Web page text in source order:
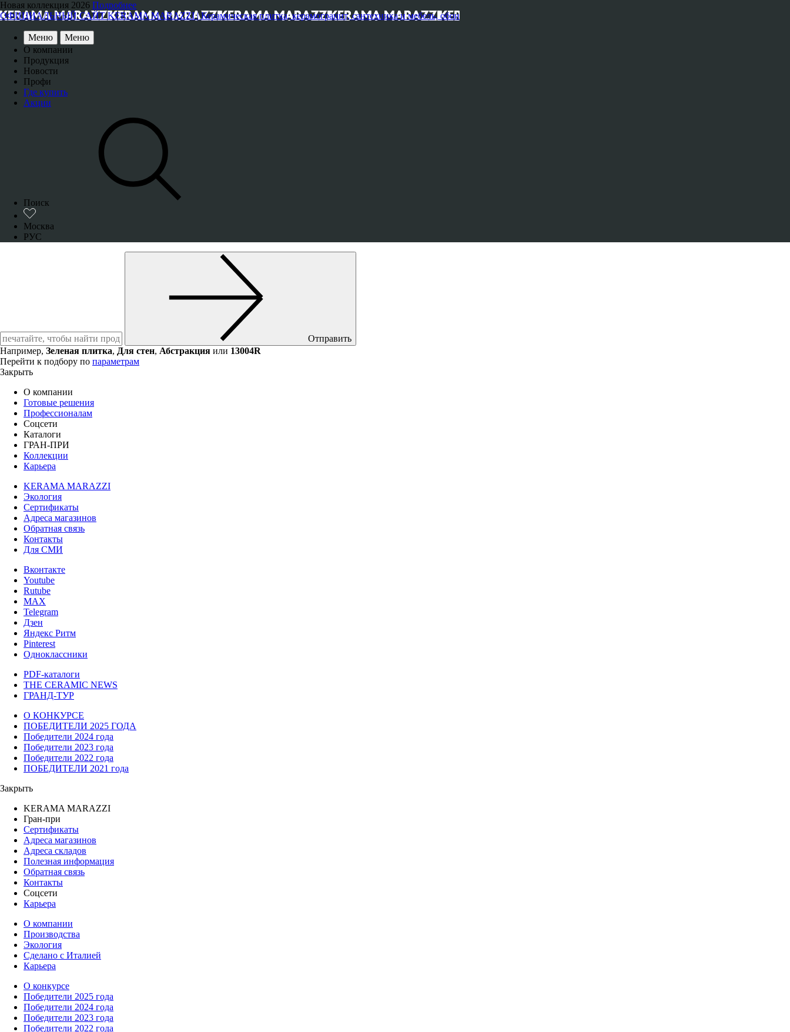
Новая коллекция 2026 Подробнее
ОФИЦИАЛЬНЫЙ САЙТ KERAMA MARAZZI | Керамическая плитка, керамогранит, сантехника и мебель, обои
Меню
Меню
О компании
Продукция
Новости
Профи
Где купить
Акции
Поиск
Москва
РУС
Отправить
Например, Зеленая плитка, Для стен, Абстракция или 13004R
Перейти к подбору по параметрам
Закрыть
О компании
Готовые решения
Профессионалам
Соцсети
Каталоги
ГРАН-ПРИ
Коллекции
Карьера
KERAMA MARAZZI
Экология
Сертификаты
Адреса магазинов
Обратная связь
Контакты
Для СМИ
Вконтакте
Youtube
Rutube
MAX
Telegram
Дзен
Яндекс Ритм
Pinterest
Одноклассники
PDF-каталоги
THE CERAMIC NEWS
ГРАНД-ТУР
О КОНКУРСЕ
ПОБЕДИТЕЛИ 2025 ГОДА
Победители 2024 года
Победители 2023 года
Победители 2022 года
ПОБЕДИТЕЛИ 2021 года
Закрыть
KERAMA MARAZZI
Гран-при
Сертификаты
Адреса магазинов
Адреса складов
Полезная информация
Обратная связь
Контакты
Соцсети
Карьера
О компании
Производства
Экология
Сделано с Италией
Карьера
О конкурсе
Победители 2025 года
Победители 2024 года
Победители 2023 года
Победители 2022 года